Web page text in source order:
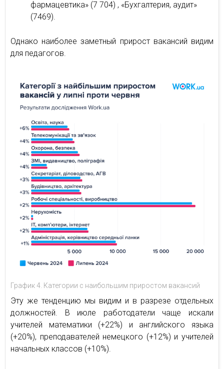
фармацевтика» (7 704) , «Бухгалтерия, аудит»
(7469).
Однако наиболее заметный прирост вакансий видим
для педагогов.
График 4. Категории с наибольшим приростом вакансий
Эту же тенденцию мы видим и в разрезе отдельных
должностей. В июле работодатели чаще искали
учителей математики (+22%) и английского языка
(+20%), преподавателей немецкого (+12%) и учителей
начальных классов (+10%).